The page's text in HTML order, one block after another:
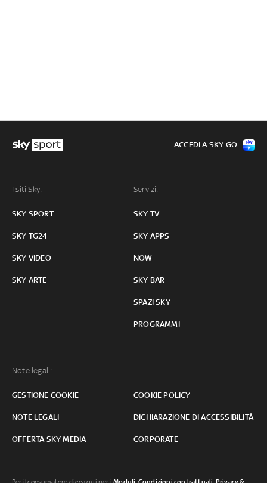
I siti Sky:
SKY SPORT
SKY TG24
SKY VIDEO
SKY ARTE
Servizi:
SKY TV
SKY APPS
NOW
SKY BAR
SPAZI SKY
PROGRAMMI
Note legali:
GESTIONE COOKIE COOKIE POLICY
NOTE LEGALI DICHIARAZIONE DI ACCESSIBILITÀ
OFFERTA SKY MEDIA CORPORATE
ACCEDI A SKY GO